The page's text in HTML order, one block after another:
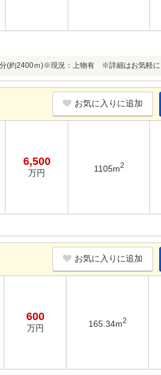
(約2400ｍ)※現況：上物有 ※詳細はお気軽に
お気に入りに追加
6,500
万円 1105m2
お気に入りに追加
600
万円 165.34m2